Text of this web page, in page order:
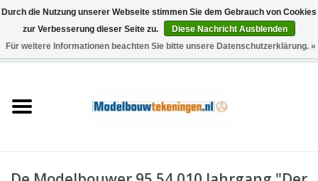
0 Artikel - €0,00
Schiffe
Durch die Nutzung unserer Webseite stimmen Sie dem Gebrauch von Cookies
zur Verbesserung dieser Seite zu.
Diese Nachricht Ausblenden
Für weitere Informationen beachten Sie bitte unsere Datenschutzerklärung. »